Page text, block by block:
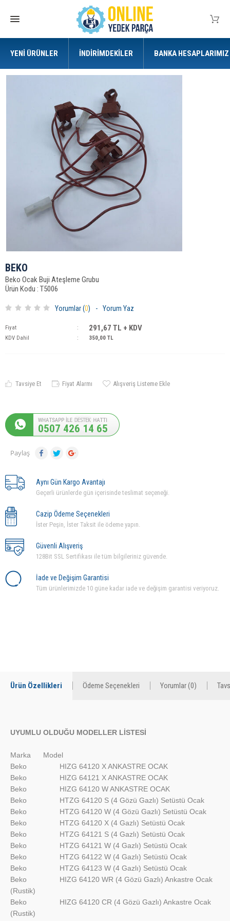
YENI ÜRÜNLER İNDIRIMDEKILER BANKA HESAPLARIMIZ
BEKO
Beko Ocak Buji Ateşleme Grubu
Ürün Kodu : T5006
Yorumlar (0) - Yorum Yaz
Fiyat : 291,67 TL + KDV
KDV Dahil : 350,00 TL
Tavsiye Et Fiyat Alarmı Alışveriş Listeme Ekle
0507 426 14 65
Paylaş
Aynı Gün Kargo Avantajı
Geçerli ürünlerde gün içerisinde teslimat seçeneği.
Cazip Ödeme Seçenekleri
İster Peşin, İster Taksit ile ödeme yapın.
Güvenli Alışveriş
128Bit SSL Sertifikası ile tüm bilgileriniz güvende.
İade ve Değişim Garantisi
Tüm ürünlerimizde 10 güne kadar iade ve değişim garantisi veriyoruz.
Ürün Özellikleri Ödeme Seçenekleri Yorumlar (0)
UYUMLU OLDUĞU MODELLER LİSTESİ
Marka
Model
Beko
HIZG 64120 X ANKASTRE OCAK
Beko
HIZG 64121 X ANKASTRE OCAK
Beko
HIZG 64120 W ANKASTRE OCAK
Beko
HTZG 64120 S (4 Gözü Gazlı) Setüstü Ocak
Beko
HTZG 64120 W (4 Gözü Gazlı) Setüstü Ocak
Beko
HTZG 64120 X (4 Gazlı) Setüstü Ocak
Beko
HTZG 64121 S (4 Gazlı) Setüstü Ocak
Beko
HTZG 64121 W (4 Gazlı) Setüstü Ocak
Beko
HTZG 64122 W (4 Gazlı) Setüstü Ocak
Beko
HTZG 64123 W (4 Gazlı) Setüstü Ocak
Beko
HIZG 64120 WR (4 Gözü Gazlı) Ankastre Ocak
(Rustik)
Beko
HIZG 64120 CR (4 Gözü Gazlı) Ankastre Ocak
(Rustik)